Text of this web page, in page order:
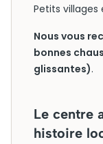
Petits
Nous vous
bonnes
glissantes).
Le centre
histoire